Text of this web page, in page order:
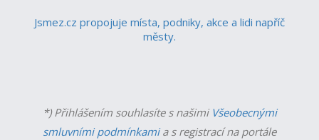
Jsmez.cz propojuje místa, podniky, akce a lidi napříč
městy.
*) Přihlášením souhlasíte s našimi Všeobecnými
smluvními podmínkamia s registrací na portále